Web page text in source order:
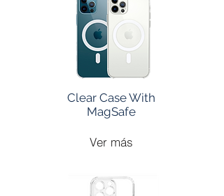
Clear Case With
MagSafe
Ver más